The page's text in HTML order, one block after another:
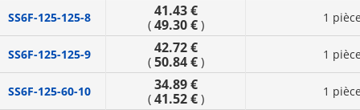
SS6F-125-125-8 41.43 €
( 49.30 €) 1
SS6F-125-125-9 42.72 €
( 50.84 €) 1
SS6F-125-60-10 34.89 €
( 41.52 €) 1